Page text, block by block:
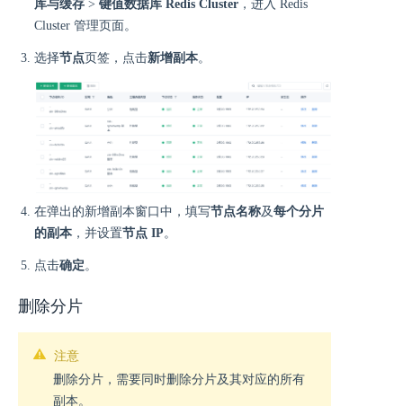
库与缓存 > 键值数据库 Redis Cluster ，进入 Redis
Cluster 管理页面。
选择节点页签，点击新增副本。
在弹出的新增副本窗口中，填写节点名称及每个分片
的副本 ，并设置节点 IP。
点击确定。
删除分片
注意
删除分片，需要同时删除分片及其对应的所有
副本。